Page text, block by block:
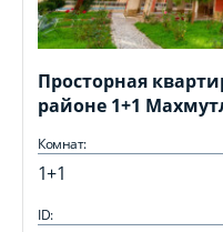
Просторная
районе 1+1
Комнат:
1+1
ID: